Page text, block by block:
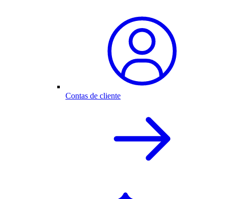
Contas de cliente